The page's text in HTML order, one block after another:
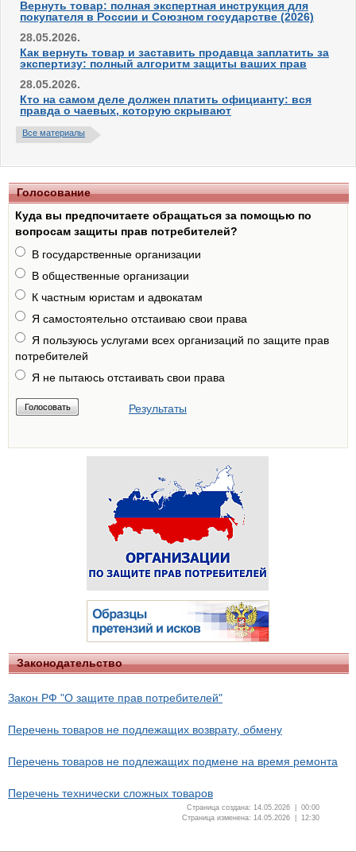
Вернуть товар: полная экспертная инструкция для
покупателя в России и Союзном государстве (2026)
28.05.2026.
Как вернуть товар и заставить продавца заплатить за
экспертизу: полный алгоритм защиты ваших прав
28.05.2026.
Кто на самом деле должен платить официанту: вся
правда о чаевых, которую скрывают
Все материалы
Голосование
Куда вы предпочитаете обращаться за помощью по
вопросам защиты прав потребителей?
В государственные организации
В общественные организации
К частным юристам и адвокатам
Я самостоятельно отстаиваю свои права
Я пользуюсь услугами всех организаций по защите прав
потребителей
Я не пытаюсь отстаивать свои права
Результаты
Законодательство
Закон РФ "О защите прав потребителей"
Перечень товаров не подлежащих возврату, обмену
Перечень товаров не подлежащих подмене на время ремонта
Перечень технически сложных товаров
Страница создана: 14.05.2026 | 00:00
Страница изменена: 14.05.2026 | 12:30